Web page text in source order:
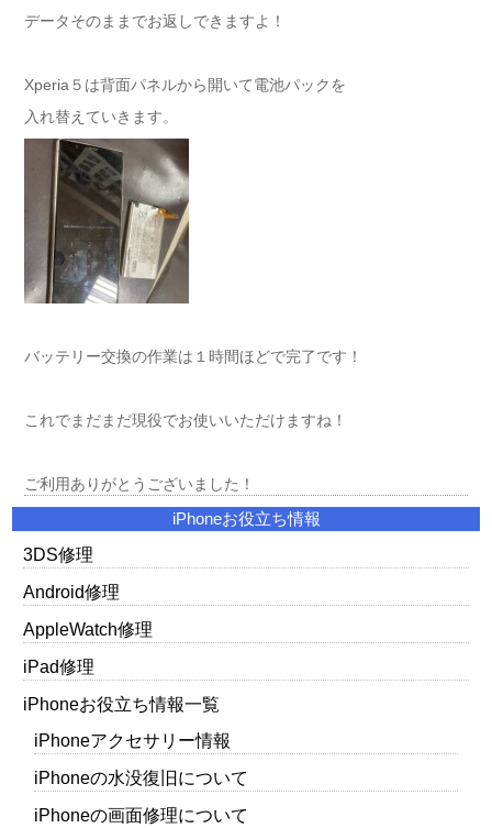
データそのままでお返しできますよ！
Xperia５は背面パネルから開いて電池パックを
入れ替えていきます。
バッテリー交換の作業は１時間ほどで完了です！
これでまだまだ現役でお使いいただけますね！
ご利用ありがとうございました！
iPhoneお役立ち情報
3DS修理
Android修理
AppleWatch修理
iPad修理
iPhoneお役立ち情報一覧
iPhoneアクセサリー情報
iPhoneの水没復旧について
iPhoneの画面修理について